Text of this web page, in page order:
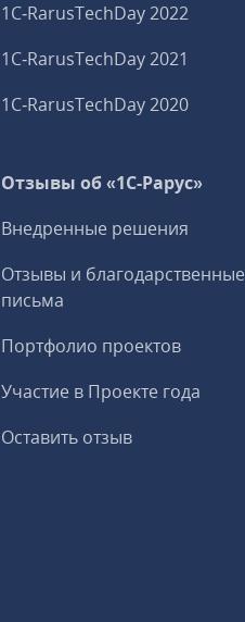
1C‑RarusTechDay 2022
1C‑RarusTechDay 2021
1C‑RarusTechDay 2020
Отзывы об «1С-Рарус»
Внедренные решения
Отзывы и благодарственные
письма
Портфолио проектов
Участие в Проекте года
Оставить отзыв